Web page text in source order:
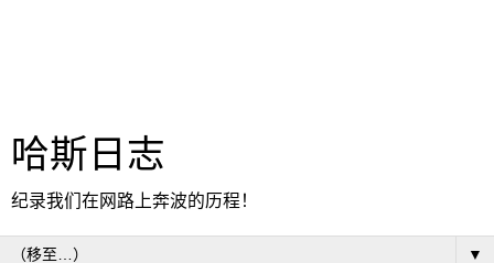
哈斯日志
纪录我们在网路上奔波的历程！
▼